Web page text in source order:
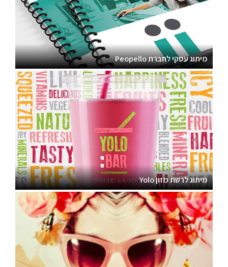
מיתוג עסקי לחברת Peopello
מיתוג לרשת מזון Yolo